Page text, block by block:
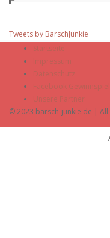
Tweets by BarschJunkie
Startseite
Impressum
Datenschutz
Facebook
Unsere Partner
© 2023 barsch-junkie.de | All